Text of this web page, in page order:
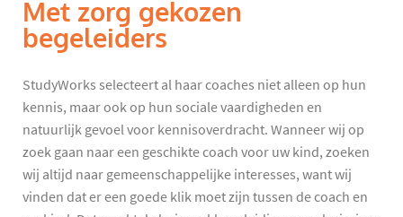
Met zorg gekozen
begeleiders
StudyWorks selecteert al haar coaches niet alleen op hun
kennis, maar ook op hun sociale vaardigheden en
natuurlijk gevoel voor kennisoverdracht. Wanneer wij op
zoek gaan naar een geschikte coach voor uw kind, zoeken
wij altijd naar gemeenschappelijke interesses, want wij
vinden dat er een goede klik moet zijn tussen de coach en